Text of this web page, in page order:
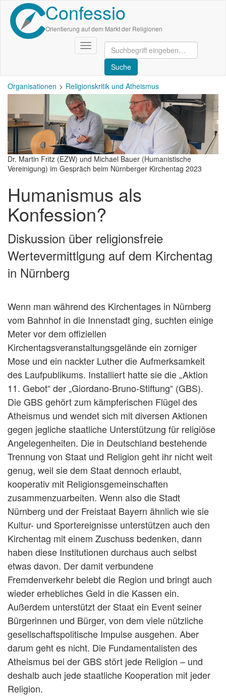
Direkt
zum
Inhalt
Confessio
Orientierung auf dem Markt der Religionen
Navigation
aktivieren/deaktivieren
Organisationen Religionskritik und Atheismus
Dr. Martin Fritz (EZW) und Michael Bauer (Humanistische
Vereinigung) im Gespräch beim Nürnberger Kirchentag 2023
Humanismus als
Konfession?
Diskussion über religionsfreie
Wertevermittlgung auf dem Kirchentag
in Nürnberg
Wenn man während des Kirchentages in Nürnberg
vom Bahnhof in die Innenstadt ging, suchten einige
Meter vor dem offiziellen
Kirchentagsveranstaltungsgelände ein zorniger
Mose und ein nackter Luther die Aufmerksamkeit
des Laufpublikums. Installiert hatte sie die „Aktion
11. Gebot“ der „Giordano-Bruno-Stiftung“ (GBS).
Die GBS gehört zum kämpferischen Flügel des
Atheismus und wendet sich mit diversen Aktionen
gegen jegliche staatliche Unterstützung für religiöse
Angelegenheiten. Die in Deutschland bestehende
Trennung von Staat und Religion geht ihr nicht weit
genug, weil sie dem Staat dennoch erlaubt,
kooperativ mit Religionsgemeinschaften
zusammenzuarbeiten. Wenn also die Stadt
Nürnberg und der Freistaat Bayern ähnlich wie sie
Kultur- und Sportereignisse unterstützen auch den
Kirchentag mit einem Zuschuss bedenken, dann
haben diese Institutionen durchaus auch selbst
etwas davon. Der damit verbundene
Fremdenverkehr belebt die Region und bringt auch
wieder erhebliches Geld in die Kassen ein.
Außerdem unterstützt der Staat ein Event seiner
Bürgerinnen und Bürger, von dem viele nützliche
gesellschaftspolitische Impulse ausgehen. Aber
darum geht es nicht. Die Fundamentalisten des
Atheismus bei der GBS stört jede Religion – und
deshalb auch jede staatliche Kooperation mit jeder
Religion.